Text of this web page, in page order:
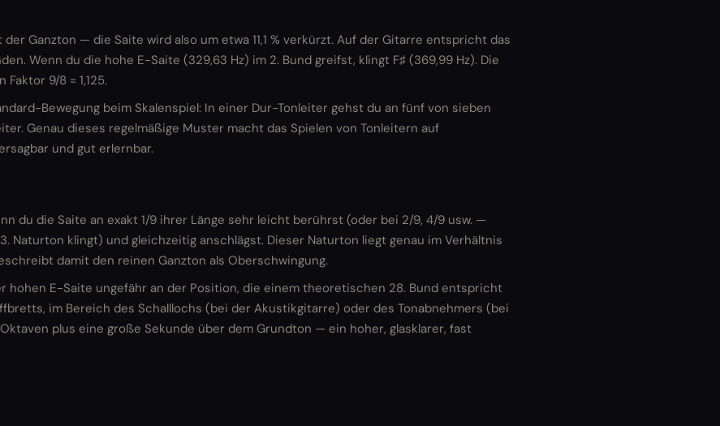
Ganzton — die Saite wird also um etwa 11,1 % verkürzt. Auf der Gitarre entspricht das
Wenn du die hohe E-Saite (329,63 Hz) im 2. Bund greifst, klingt F♯ (369,99 Hz). Die
9/8 = 1,125.
Bewegung beim Skalenspiel: In einer Dur-Tonleiter gehst du an fünf von sieben
Genau dieses regelmäßige Muster macht das Spielen von Tonleitern auf
und gut erlernbar.
du die Saite an exakt 1/9 ihrer Länge sehr leicht berührst (oder bei 2/9, 4/9 usw. —
Naturton klingt) und gleichzeitig anschlägst. Dieser Naturton liegt genau im Verhältnis
damit den reinen Ganzton als Oberschwingung.
hohen E-Saite ungefähr an der Position, die einem theoretischen 28. Bund entspricht
im Bereich des Schalllochs (bei der Akustikgitarre) oder des Tonabnehmers (bei
plus eine große Sekunde über dem Grundton — ein hoher, glasklarer, fast